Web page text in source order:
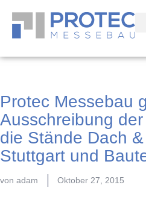
Protec Messebau
Ausschreibung
die Stände Dach
Stuttgart und
von adam Oktober 27, 2015